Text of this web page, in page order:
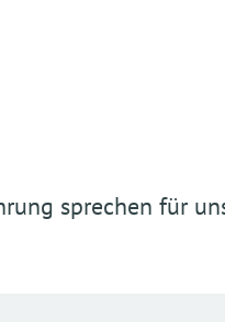
sprechen für